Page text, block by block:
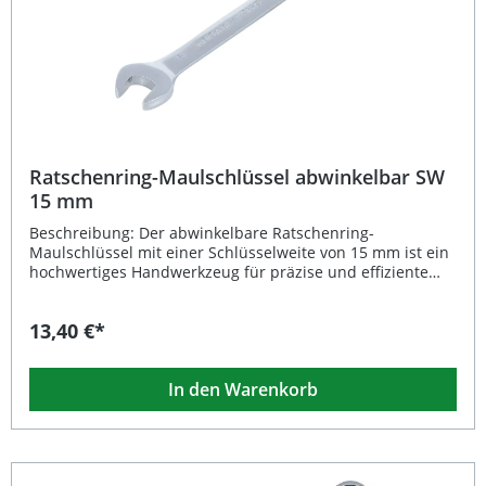
Ratschenring-Maulschlüssel abwinkelbar SW
15 mm
Beschreibung: Der abwinkelbare Ratschenring-
Maulschlüssel mit einer Schlüsselweite von 15 mm ist ein
hochwertiges Handwerkzeug für präzise und effiziente
feinverzahnten 72-Zahn-Ratsche können Sie Schrauben
Umsetzen des Schlüssels. Gefertigt aus robustem Chrom-
Vanadium-Stahl und mit einer matten, verchromten
Oberfläche versehen, bietet dieser Maulschlüssel eine
hohe Langlebigkeit und Korrosionsbeständigkeit. Dank der
Werkzeug optimal für professionelle und ambitionierte
13,40 €*
In den Warenkorb